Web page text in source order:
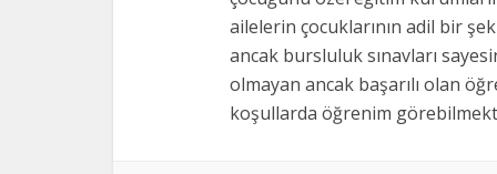
ailelerin çocuklarının adil bir
ancak bursluluk sınavları
olmayan ancak başarılı olan
koşullarda öğrenim